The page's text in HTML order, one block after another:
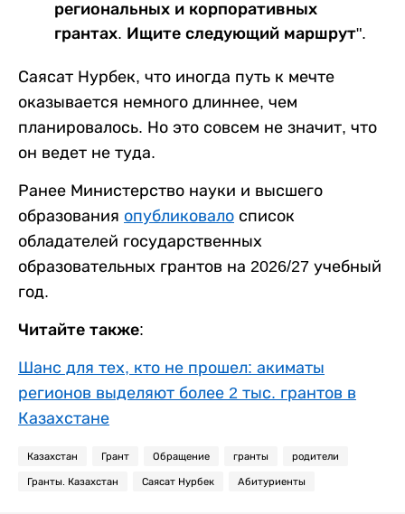
региональных и корпоративных
грантах. Ищите следующий маршрут".
Саясат Нурбек, что иногда путь к мечте
оказывается немного длиннее, чем
планировалось. Но это совсем не значит, что
он ведет не туда.
Ранее Министерство науки и высшего
образования опубликовало список
обладателей государственных
образовательных грантов на 2026/27 учебный
год.
Читайте также:
Шанс для тех, кто не прошел: акиматы
регионов выделяют более 2 тыс. грантов в
Казахстане
Казахстан Грант Обращение гранты родители
Гранты. Казахстан Саясат Нурбек Абитуриенты